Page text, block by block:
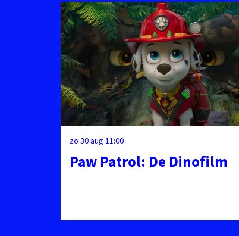
Paw Patrol: De Dinofilm
zo 30 aug 11:00